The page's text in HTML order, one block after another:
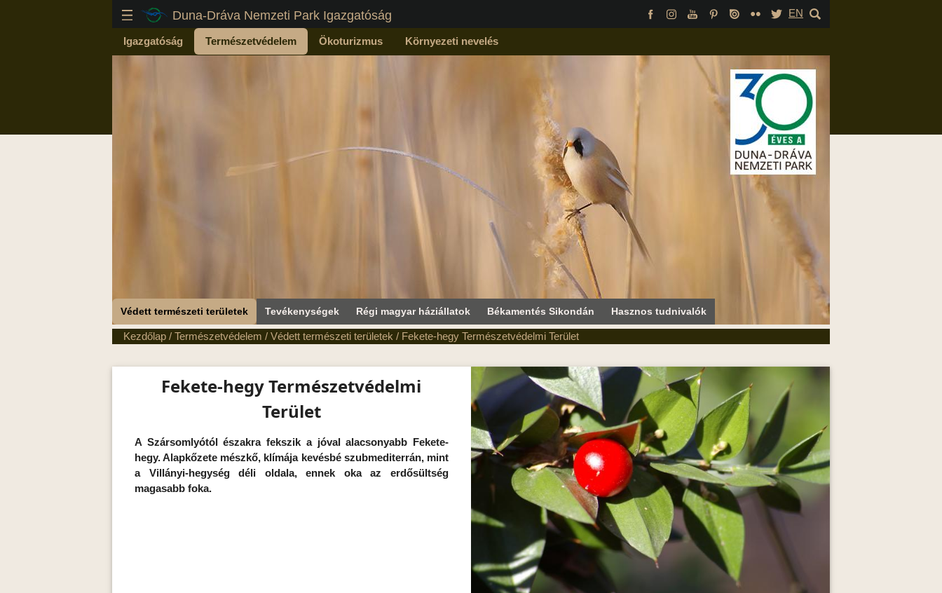
Duna-Dráva Nemzeti Park Igazgatóság EN
Igazgatóság Természetvédelem Ökoturizmus Környezeti nevelés
Védett természeti területek Tevékenységek Régi magyar háziállatok Békamentés Sikondán Hasznos tudnivalók
Kezdőlap / Természetvédelem / Védett természeti területek / Fekete-hegy Természetvédelmi Terület
Fekete-hegy Természetvédelmi
Terület
A Szársomlyótól északra fekszik a jóval alacsonyabb Fekete-
hegy. Alapkőzete mészkő, klímája kevésbé szubmediterrán, mint
a Villányi-hegység déli oldala, ennek oka az erdősültség
magasabb foka.